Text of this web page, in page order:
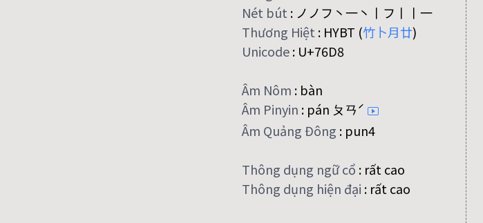
Nét bút : ノノフ丶一丶丨フ丨丨一
Thương Hiệt : HYBT (竹 卜月廿)
Unicode: U+76D8
Âm Nôm : bàn
Âm Pinyin : pán ㄆㄢˊ
Âm Quảng Đông : pun4
Thông dụng ngữ cổ : rất cao
Thông dụng hiện đại : rất cao